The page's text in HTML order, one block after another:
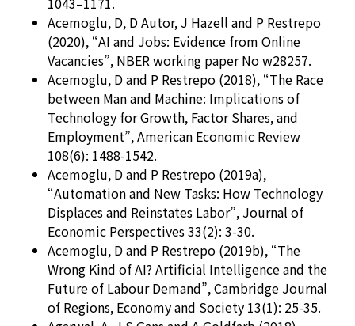
Acemoglu, D, D Autor, J Hazell and P Restrepo
(2020), “AI and Jobs: Evidence from Online
Vacancies”, NBER working paper No w28257.
Acemoglu, D and P Restrepo (2018), “The Race
between Man and Machine: Implications of
Technology for Growth, Factor Shares, and
Employment”, American Economic Review
108(6): 1488-1542.
Acemoglu, D and P Restrepo (2019a),
“Automation and New Tasks: How Technology
Displaces and Reinstates Labor”, Journal of
Economic Perspectives 33(2): 3-30.
Acemoglu, D and P Restrepo (2019b), “The
Wrong Kind of AI? Artificial Intelligence and the
Future of Labour Demand”, Cambridge Journal
of Regions, Economy and Society 13(1): 25-35.